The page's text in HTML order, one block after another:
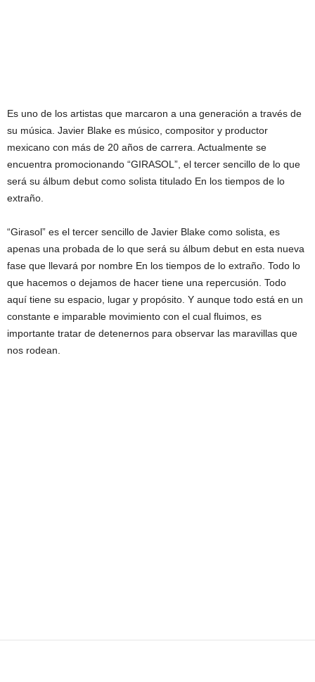
Es uno de los artistas que marcaron a una generación a través de
su música. Javier Blake es músico, compositor y productor
mexicano con más de 20 años de carrera. Actualmente se
encuentra promocionando “GIRASOL”, el tercer sencillo de lo que
será su álbum debut como solista titulado En los tiempos de lo
extraño.
“Girasol” es el tercer sencillo de Javier Blake como solista, es
apenas una probada de lo que será su álbum debut en esta nueva
fase que llevará por nombre En los tiempos de lo extraño. Todo lo
que hacemos o dejamos de hacer tiene una repercusión. Todo
aquí tiene su espacio, lugar y propósito. Y aunque todo está en un
constante e imparable movimiento con el cual fluimos, es
importante tratar de detenernos para observar las maravillas que
nos rodean.